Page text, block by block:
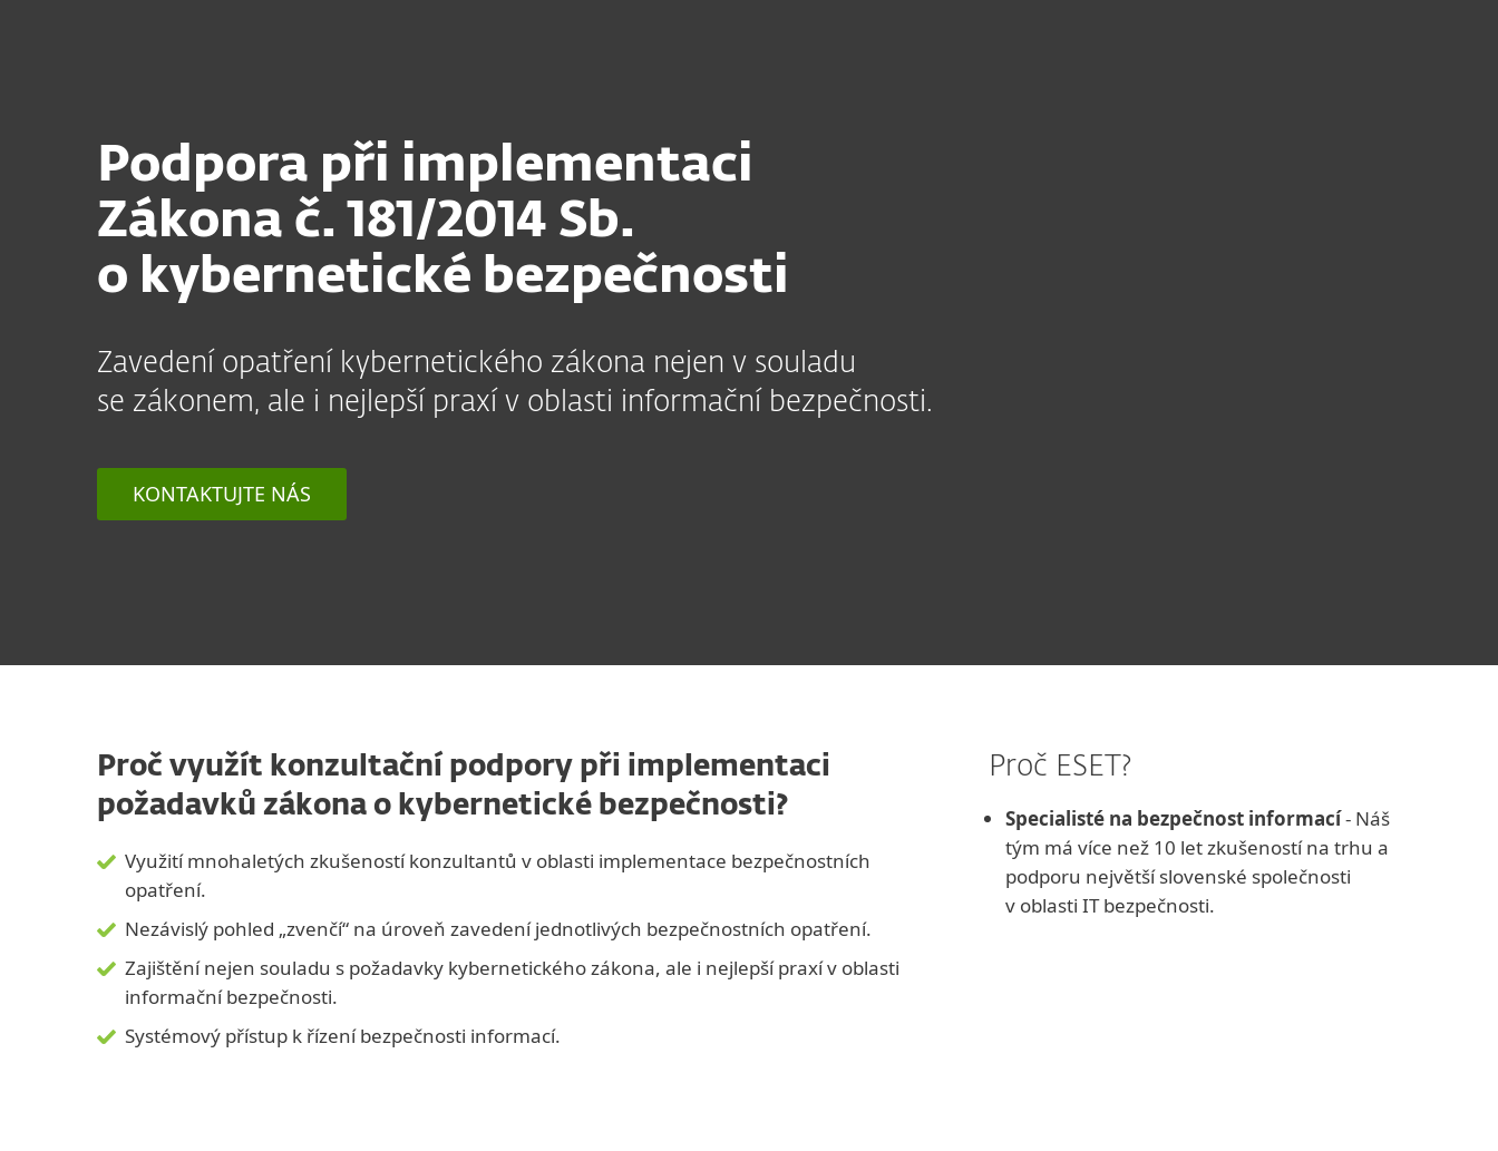
Podpora při implementaci
Zákona č. 181/2014 Sb.
o kybernetické bezpečnosti
Zavedení opatření kybernetického zákona nejen v souladu
se zákonem, ale i nejlepší praxí v oblasti informační bezpečnosti.
KONTAKTUJTE NÁS
Proč využít konzultační podpory při implementaci
požadavků zákona o kybernetické bezpečnosti?
Využití mnohaletých zkušeností konzultantů v oblasti implementace bezpečnostních
opatření.
Nezávislý pohled „zvenčí“ na úroveň zavedení jednotlivých bezpečnostních opatření.
Zajištění nejen souladu s požadavky kybernetického zákona, ale i nejlepší praxí v oblasti
informační bezpečnosti.
Systémový přístup k řízení bezpečnosti informací.
Proč ESET?
Specialisté na bezpečnost informací- Náš
tým má více než 10 let zkušeností na trhu a
podporu největší slovenské společnosti
v oblasti IT bezpečnosti.